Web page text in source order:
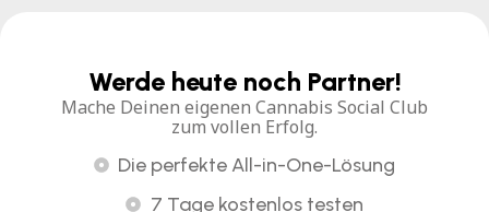
Werde heute noch Partner!
Mache Deinen eigenen Cannabis Social Club
zum vollen Erfolg.
Die perfekte All-in-One-Lösung
7 Tage kostenlos testen